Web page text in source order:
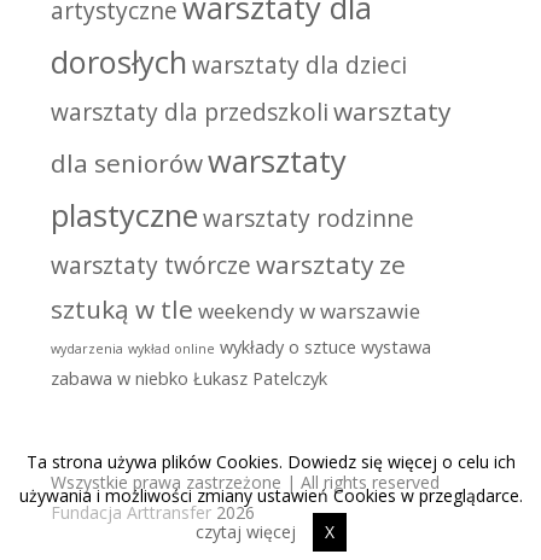
artystyczne
dorosłych warsztaty dla dzieci
warsztaty dla przedszkoli warsztaty
dla seniorówwarsztaty
plastyczne warsztaty rodzinne
warsztaty twórcze warsztaty ze
sztuką w tle weekendy w warszawie
wydarzenia wykład online wykłady o sztuce wystawa
zabawa w niebko Łukasz Patelczyk
Wszystkie prawa zastrzeżone | All rights reserved
Fundacja Arttransfer 2026
Ta strona używa plików Cookies. Dowiedz się więcej o celu ich
używania i możliwości zmiany ustawień Cookies w przeglądarce.
czytaj więcej
X